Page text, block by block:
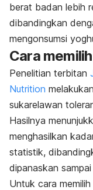
berat badan lebih
dibandingkan
mengonsumsi
Cara
Penelitian terbitan
Nutrition
sukarelawan
Hasilnya
menghasilkan
statistik,
dipanaskan
Untuk cara memilih